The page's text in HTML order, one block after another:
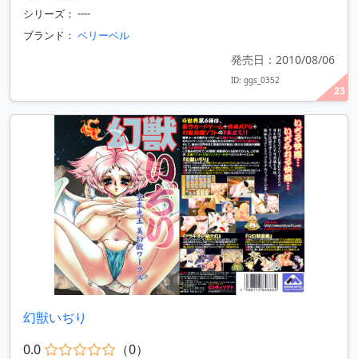
23
シリーズ： ----
ブランド： ベリーベル
発売日：2010/08/06
ID: ggs_0352
幻獣いぢり
0.0
（0）